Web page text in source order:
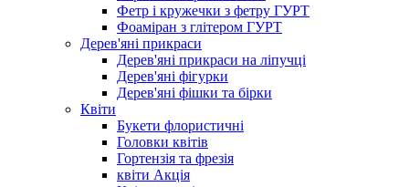
Фетр і кружечки з фетру ГУРТ
Фоаміран з глітером ГУРТ
Дерев'яні прикраси
Дерев'яні прикраси на ліпучці
Дерев'яні фігурки
Дерев'яні фішки та бірки
Квіти
Букети флористичні
Головки квітів
Гортензія та фрезія
квіти Акція